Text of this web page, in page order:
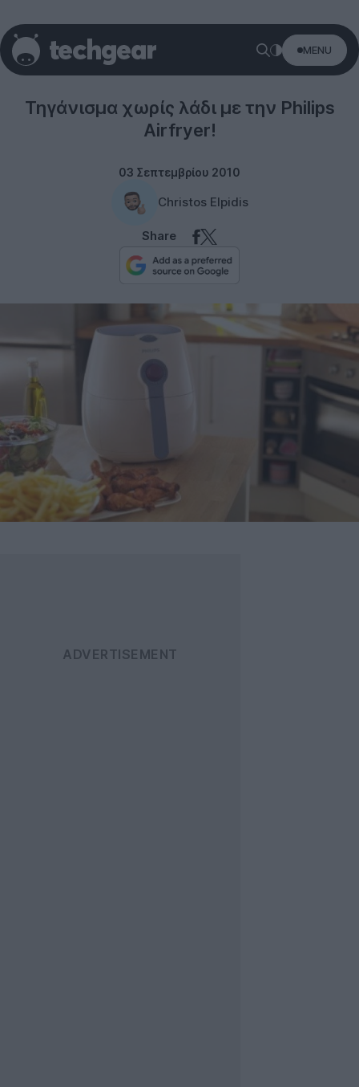
MENU
Τηγάνισμα χωρίς λάδι με την Philips
Airfryer!
03 Σεπτεμβρίου 2010
Christos Elpidis
Share